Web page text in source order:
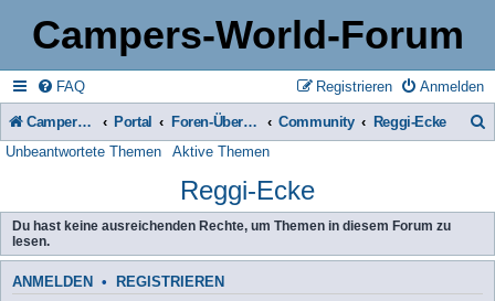
Campers-World-Forum
FAQ Anmelden
Registrieren
Campers-World-Forum Portal Foren-Übersicht Community Reggi-Ecke
h
Unbeantwortete Themen Aktive Themen
Reggi-Ecke
Du hast keine ausreichenden Rechte, um Themen in diesem Forum zu
lesen.
ANMELDEN • REGISTRIEREN